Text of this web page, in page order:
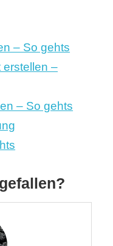
– So gehts
erstellen –
– So gehts